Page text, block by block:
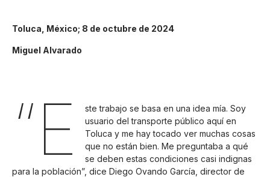
Toluca, México; 8 de octubre de 2024
Miguel Alvarado
“E
ste trabajo se basa en una idea mía. Soy
usuario del transporte público aquí en
Toluca y me hay tocado ver muchas cosas
que no están bien. Me preguntaba a qué
se deben estas condiciones casi indignas
para la población”, dice Diego Ovando García, director de